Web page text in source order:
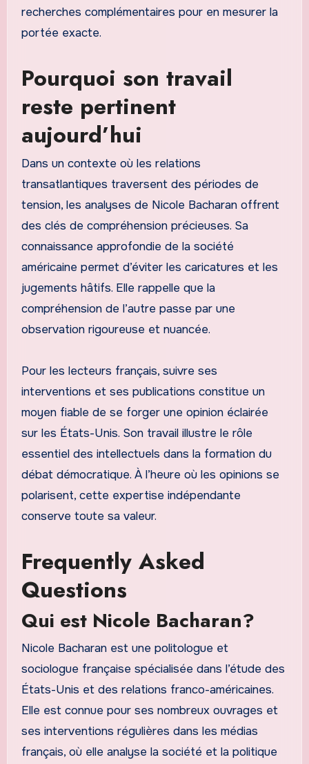
recherches complémentaires pour en mesurer la
portée exacte.
Pourquoi son travail
reste pertinent
aujourd’hui
Dans un contexte où les relations
transatlantiques traversent des périodes de
tension, les analyses de Nicole Bacharan offrent
des clés de compréhension précieuses. Sa
connaissance approfondie de la société
américaine permet d’éviter les caricatures et les
jugements hâtifs. Elle rappelle que la
compréhension de l’autre passe par une
observation rigoureuse et nuancée.
Pour les lecteurs français, suivre ses
interventions et ses publications constitue un
moyen fiable de se forger une opinion éclairée
sur les États-Unis. Son travail illustre le rôle
essentiel des intellectuels dans la formation du
débat démocratique. À l’heure où les opinions se
polarisent, cette expertise indépendante
conserve toute sa valeur.
Frequently Asked
Questions
Qui est Nicole Bacharan?
Nicole Bacharan est une politologue et
sociologue française spécialisée dans l’étude des
États-Unis et des relations franco-américaines.
Elle est connue pour ses nombreux ouvrages et
ses interventions régulières dans les médias
français, où elle analyse la société et la politique